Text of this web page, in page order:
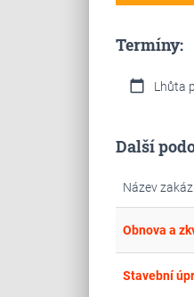
Termíny:
calendar_today Lhůta
Další
Název
Obnova a
Stavební